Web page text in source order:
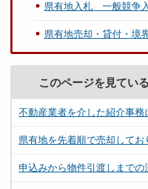
県有地入札 一般競争
県有地売却・貸付・
このページを見てい
不動産業者を介した紹介事務
県有地を先着順で売却してお
申込みから物件引渡しまでの